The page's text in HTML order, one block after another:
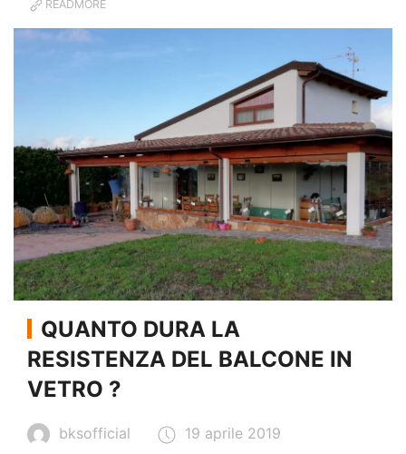
READMORE
QUANTO DURA LA
RESISTENZA DEL BALCONE IN
VETRO ?
bksofficial 19 aprile 2019